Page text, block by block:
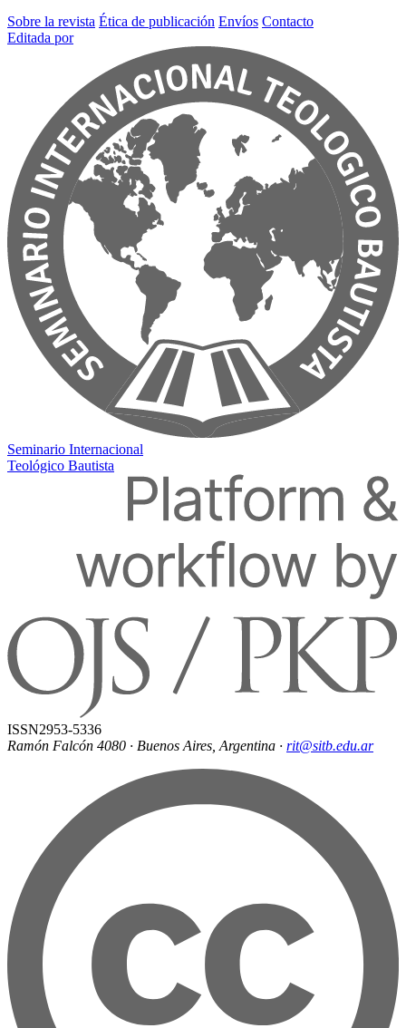
Sobre la revista Ética de publicación Envíos Contacto
Editada por
Seminario Internacional
Teológico Bautista
ISSN2953-5336
Ramón Falcón 4080 · Buenos Aires, Argentina · rit@sitb.edu.ar